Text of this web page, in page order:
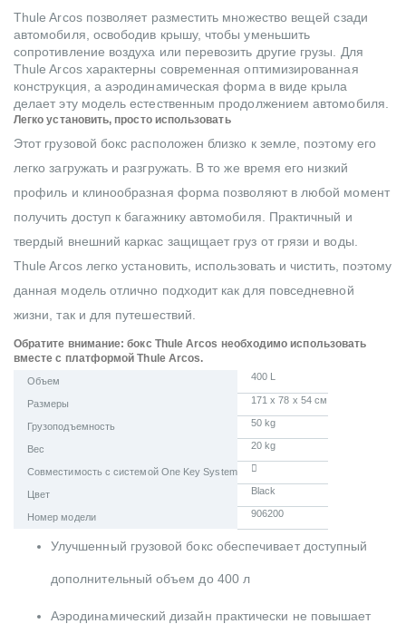
Thule Arcos позволяет разместить множество вещей сзади
автомобиля, освободив крышу, чтобы уменьшить
сопротивление воздуха или перевозить другие грузы. Для
Thule Arcos характерны современная оптимизированная
конструкция, а аэродинамическая форма в виде крыла
делает эту модель естественным продолжением автомобиля.
Легко установить, просто использовать
Этот грузовой бокс расположен близко к земле, поэтому его
легко загружать и разгружать. В то же время его низкий
профиль и клинообразная форма позволяют в любой момент
получить доступ к багажнику автомобиля. Практичный и
твердый внешний каркас защищает груз от грязи и воды.
Thule Arcos легко установить, использовать и чистить, поэтому
данная модель отлично подходит как для повседневной
жизни, так и для путешествий.
Обратите внимание: бокс Thule Arcos необходимо использовать
вместе с платформой Thule Arcos.
Объем 400 L
Размеры 171 x 78 x 54 см
Грузоподъемность 50 kg
Вес 20 kg
Совместимость с системой One Key System
Цвет Black
Номер модели 906200
Улучшенный грузовой бокс обеспечивает доступный
дополнительный объем до 400 л
Аэродинамический дизайн практически не повышает